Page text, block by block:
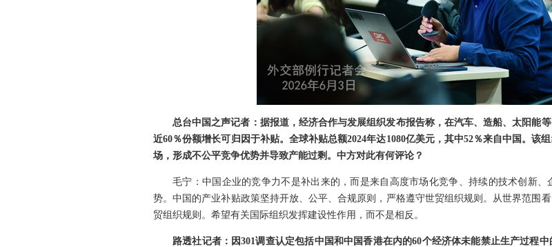
总台中国之声记者：据报道，经济合作与发展组织发布报告称，在汽车、造船、太阳能
近60％份额增长可归因于补贴。全球补贴总额2024年达1080亿美元，其中52％来自中国。该
场，形成不公平竞争优势并导致产能过剩。中方对此有何评论？
毛宁：中国企业的竞争力不是补出来的，而是来自高度市场化竞争、持续的技术创新
势。中国的产业补贴政策坚持开放、公平、合规原则，严格遵守世贸组织规则。从世界范围
贸组织规则。希望有关国际组织发挥建设性作用，而不是相反。
路透社记者：因301调查认定包括中国和中国香港在内的60个经济体未能禁止生产过程